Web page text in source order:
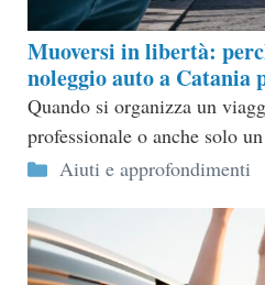
Muoversi in libertà:
noleggio auto a Catania
Quando si organizza un
professionale o anche solo
Categorie
Aiuti e approfondimenti